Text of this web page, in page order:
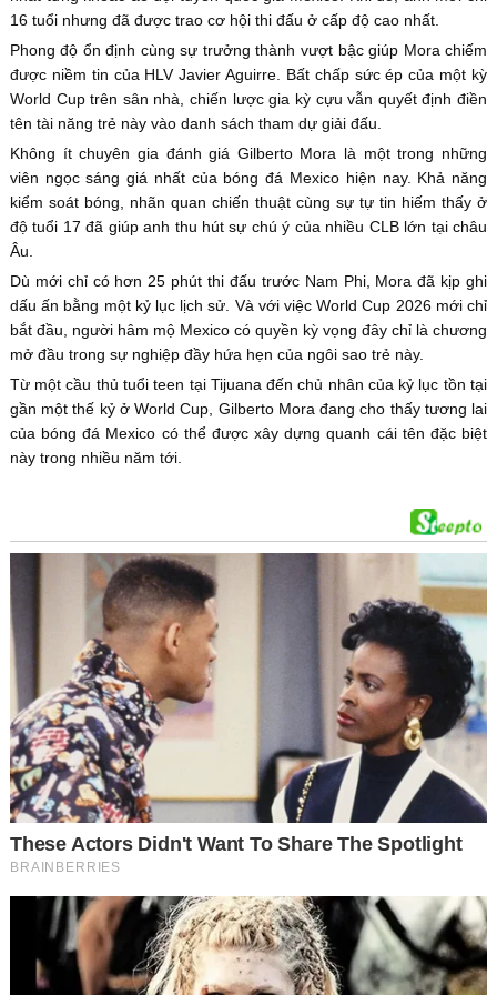
16 tuổi nhưng đã được trao cơ hội thi đấu ở cấp độ cao nhất.
Phong độ ổn định cùng sự trưởng thành vượt bậc giúp Mora chiếm
được niềm tin của HLV Javier Aguirre. Bất chấp sức ép của một kỳ
World Cup trên sân nhà, chiến lược gia kỳ cựu vẫn quyết định điền
tên tài năng trẻ này vào danh sách tham dự giải đấu.
Không ít chuyên gia đánh giá Gilberto Mora là một trong những
viên ngọc sáng giá nhất của bóng đá Mexico hiện nay. Khả năng
kiểm soát bóng, nhãn quan chiến thuật cùng sự tự tin hiếm thấy ở
độ tuổi 17 đã giúp anh thu hút sự chú ý của nhiều CLB lớn tại châu
Âu.
Dù mới chỉ có hơn 25 phút thi đấu trước Nam Phi, Mora đã kịp ghi
dấu ấn bằng một kỷ lục lịch sử. Và với việc World Cup 2026 mới chỉ
bắt đầu, người hâm mộ Mexico có quyền kỳ vọng đây chỉ là chương
mở đầu trong sự nghiệp đầy hứa hẹn của ngôi sao trẻ này.
Từ một cầu thủ tuổi teen tại Tijuana đến chủ nhân của kỷ lục tồn tại
gần một thế kỷ ở World Cup, Gilberto Mora đang cho thấy tương lai
của bóng đá Mexico có thể được xây dựng quanh cái tên đặc biệt
này trong nhiều năm tới.